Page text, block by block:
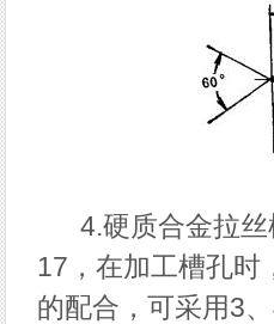
4.硬质合金拉丝
17，在加工槽孔时
的配合，可采用3